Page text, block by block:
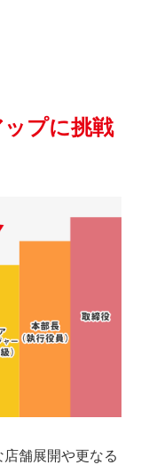
プに挑戦
舗展開や更なる